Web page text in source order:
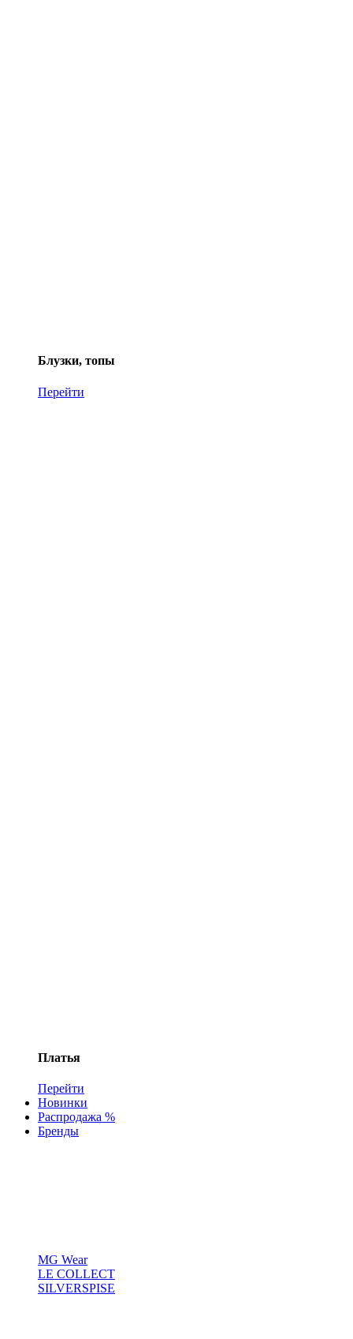
Блузки, топы
Перейти
Платья
Перейти
Новинки
Распродажа %
Бренды
MG Wear
LE COLLECT
SILVERSPISE